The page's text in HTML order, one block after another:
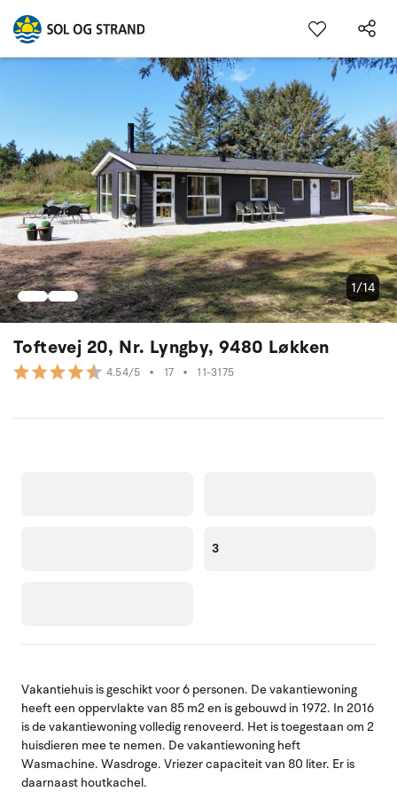
Toftevej 20, Nr. Lyngby, 9480 Løkken
4.54/5 • 17 • 11-3175
1/14
3
Vakantiehuis is geschikt voor 6 personen. De vakantiewoning
heeft een oppervlakte van 85 m2 en is gebouwd in 1972. In 2016
is de vakantiewoning volledig renoveerd. Het is toegestaan om 2
huisdieren mee te nemen. De vakantiewoning heft
Wasmachine. Wasdroge. Vriezer capaciteit van 80 liter. Er is
daarnaast houtkachel.